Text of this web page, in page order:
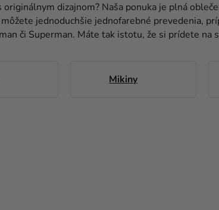
dizajnom? Naša ponuka je plná
jednoduchšie jednofarebné prevedenia,
či Superman. Máte tak istotu, že si prídete na
Mikiny